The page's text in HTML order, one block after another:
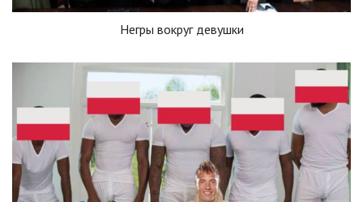
Негры вокруг девушки